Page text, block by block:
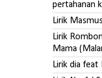
pertahanan
Lirik
Lirik
Mama
Lirik dia feat